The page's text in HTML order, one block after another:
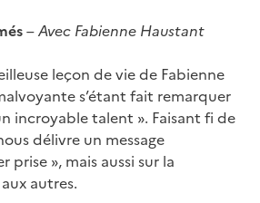
–Avec Fabienne Haustant
leçon de vie de Fabienne
s’étant fait remarquer
incroyable talent ». Faisant fi de
délivre un message
prise », mais aussi sur la
autres.